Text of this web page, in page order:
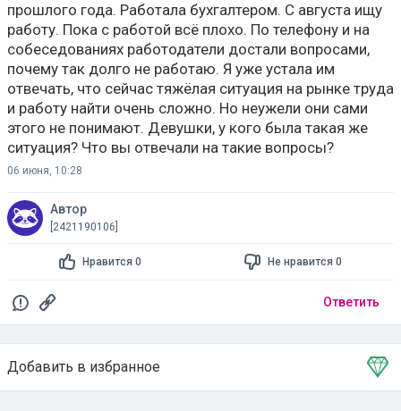
прошлого года. Работала бухгалтером. С августа ищу
работу. Пока с работой всё плохо. По телефону и на
собеседованиях работодатели достали вопросами,
почему так долго не работаю. Я уже устала им
отвечать, что сейчас тяжёлая ситуация на рынке труда
и работу найти очень сложно. Но неужели они сами
этого не понимают. Девушки, у кого была такая же
ситуация? Что вы отвечали на такие вопросы?
06 июня, 10:28
Автор
[2421190106]
Нравится 0 Не нравится 0
Ответить
Добавить в избранное
Тема в избранном